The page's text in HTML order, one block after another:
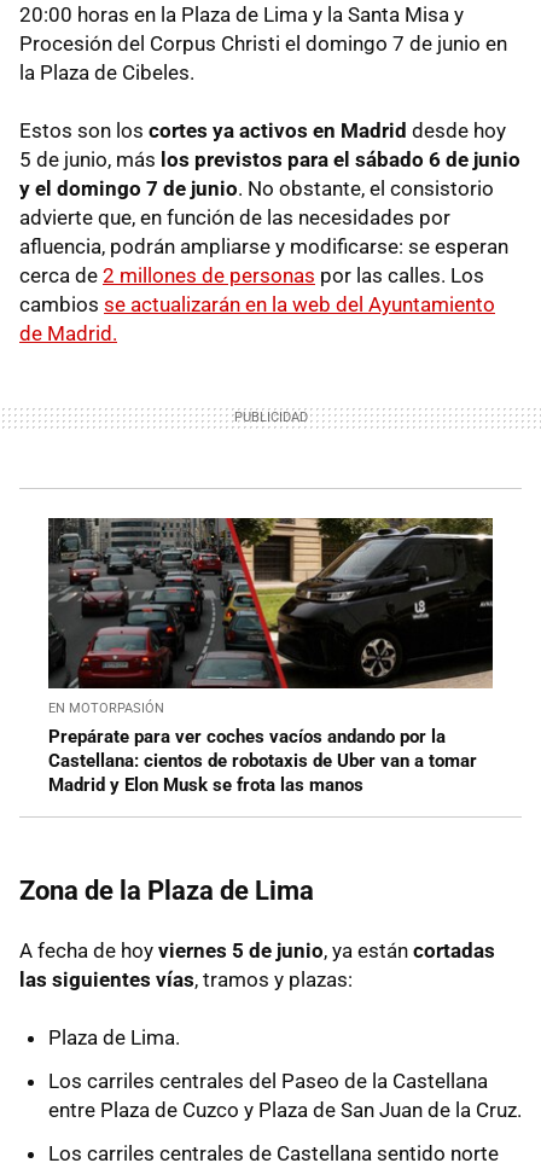
20:00 horas en la Plaza de Lima y la Santa Misa y
Procesión del Corpus Christi el domingo 7 de junio en
la Plaza de Cibeles.
Estos son los cortes ya activos en Madrid desde hoy
5 de junio, más los previstos para el sábado 6 de junio
y el domingo 7 de junio. No obstante, el consistorio
advierte que, en función de las necesidades por
afluencia, podrán ampliarse y modificarse: se esperan
cerca de 2 millones de personas por las calles. Los
cambios se actualizarán en la web del Ayuntamiento
de Madrid.
EN MOTORPASIÓN
Prepárate para ver coches vacíos andando por la
Castellana: cientos de robotaxis de Uber van a tomar
Madrid y Elon Musk se frota las manos
Zona de la Plaza de Lima
A fecha de hoy viernes 5 de junio, ya están cortadas
las siguientes vías, tramos y plazas:
Plaza de Lima.
Los carriles centrales del Paseo de la Castellana
entre Plaza de Cuzco y Plaza de San Juan de la Cruz.
Los carriles centrales de Castellana sentido norte